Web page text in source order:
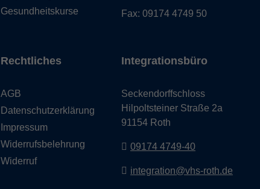
Gesundheitskurse
Rechtliches
AGB
Datenschutzerklärung
Impressum
Widerrufsbelehrung
Widerruf
Fax: 09174 4749 50
Integrationsbüro
Seckendorffschloss
Hilpoltsteiner Straße 2a
91154 Roth
09174 4749-40
integration@vhs-roth.de